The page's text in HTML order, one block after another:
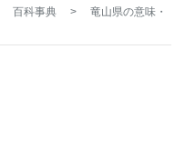
百科事典 > 竜山県の意味・